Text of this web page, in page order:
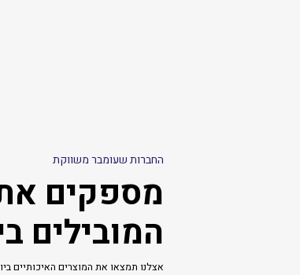
החברות שעומבר משווקת
מספקים
המובילים
אצלנו תמצאו את המוצרים האיכותיים